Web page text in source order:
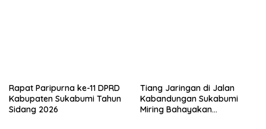
Rapat Paripurna ke-11 DPRD
Kabupaten Sukabumi Tahun
Sidang 2026
Tiang Jaringan di Jalan
Kabandungan Sukabumi
Miring Bahayakan